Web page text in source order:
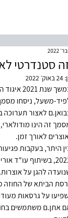
סטנדרטי
24 באוק׳ 2022
במשך
משעל, ניסחו
לאצור תערוכה
זה הינו מודולארי,
לאורך זמן.
היתר, בעקבות
2022, בשיתוף עו"ד
להגן על
הביתא של החוזה
על גרסאות
אתן.ם משתמשים